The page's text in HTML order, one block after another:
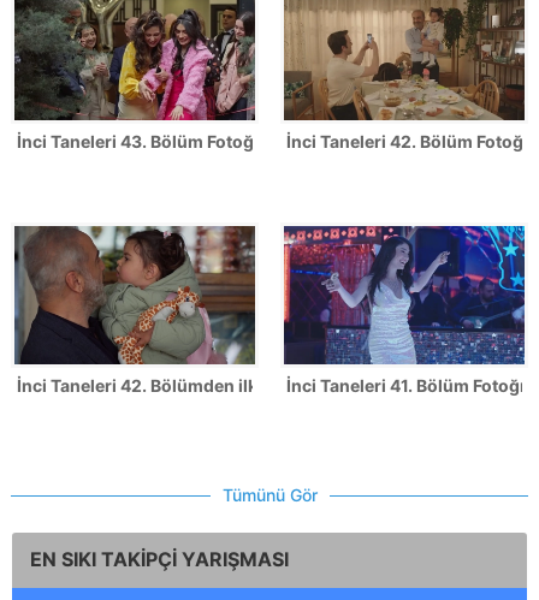
İnci Taneleri 43. Bölüm Fotoğraflarıİnci Taneleri 42. Bölüm
İnci Taneleri 42. Bölümden ilk kareler!İnci Taneleri 41. Bölüm
Tümünü Gör
EN SIKI TAKİPÇİ YARIŞMASI